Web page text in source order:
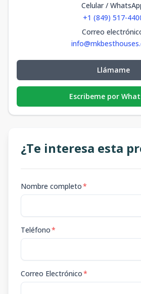
Celular /
+1 (849) 517-
Correo
Llámame
Escribeme por
¿Te interesa esta
Nombre completo*
Teléfono*
Correo Electrónico*